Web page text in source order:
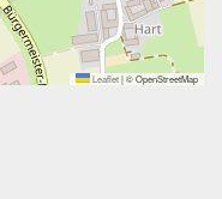
Leaflet|© OpenStreetMap